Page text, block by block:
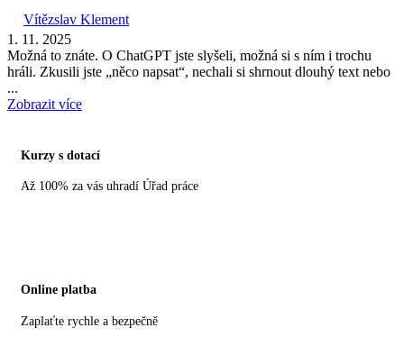
Vítězslav Klement
1. 11. 2025
Možná to znáte. O ChatGPT jste slyšeli, možná si s ním i trochu
hráli. Zkusili jste „něco napsat“, nechali si shrnout dlouhý text nebo
...
Zobrazit více
Kurzy s dotací
Až 100% za vás uhradí Úřad práce
Online platba
Zaplaťte rychle a bezpečně